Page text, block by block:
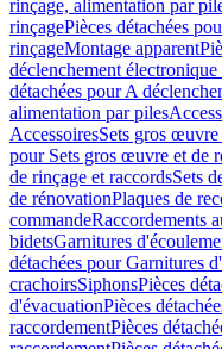
rinçage, alimentation par
rinçagePièces détachées
rinçageMontage apparent
déclenchement
détachées pour A
alimentation par piles
AccessoiresSets gros
pour Sets gros œuvre et de
de rinçage et raccordsSets
de rénovationPlaques de
commandeRaccordements
bidetsGarnitures
détachées pour Garnitures
crachoirsSiphonsPièces
d'évacuationPièces
raccordementPièces